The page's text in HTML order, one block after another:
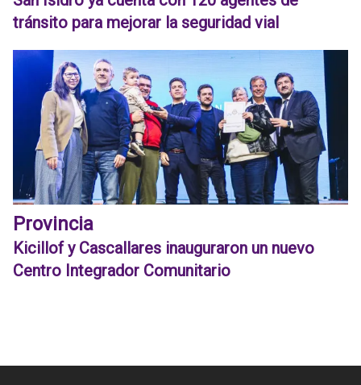
tránsito para mejorar la seguridad vial
Provincia
Kicillof y Cascallares inauguraron un nuevo
Centro Integrador Comunitario